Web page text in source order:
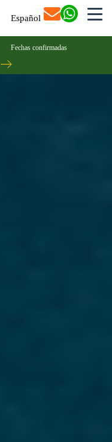
Español
Fechas confirmadas